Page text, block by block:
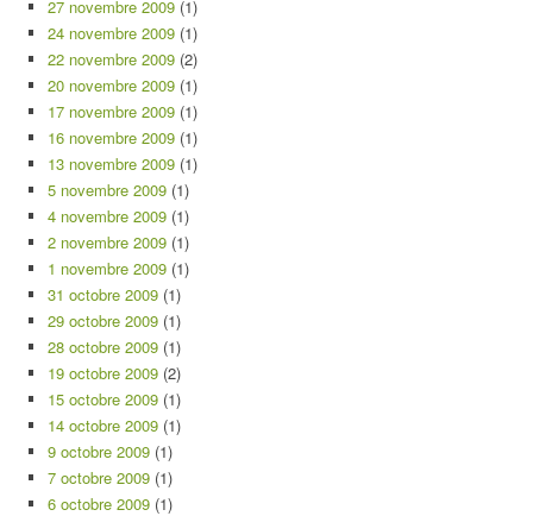
27 novembre 2009 (1)
24 novembre 2009 (1)
22 novembre 2009 (2)
20 novembre 2009 (1)
17 novembre 2009 (1)
16 novembre 2009 (1)
13 novembre 2009 (1)
5 novembre 2009 (1)
4 novembre 2009 (1)
2 novembre 2009 (1)
1 novembre 2009 (1)
31 octobre 2009 (1)
29 octobre 2009 (1)
28 octobre 2009 (1)
19 octobre 2009 (2)
15 octobre 2009 (1)
14 octobre 2009 (1)
9 octobre 2009 (1)
7 octobre 2009 (1)
6 octobre 2009 (1)